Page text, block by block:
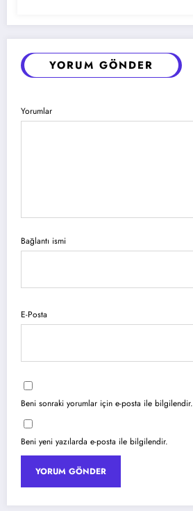
YORUM GÖNDER
Yorumlar
Bağlantı ismi
E-Posta
Beni sonraki yorumlar için e-posta ile bilgilendir.
Beni yeni yazılarda e-posta ile bilgilendir.